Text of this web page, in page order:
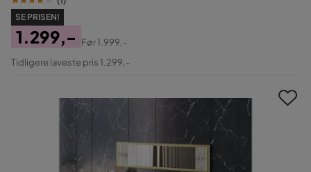
SE PRISEN!
Pris
1.299,-
Original
Før1.999,-
Tidligere laveste pris 1.299,-